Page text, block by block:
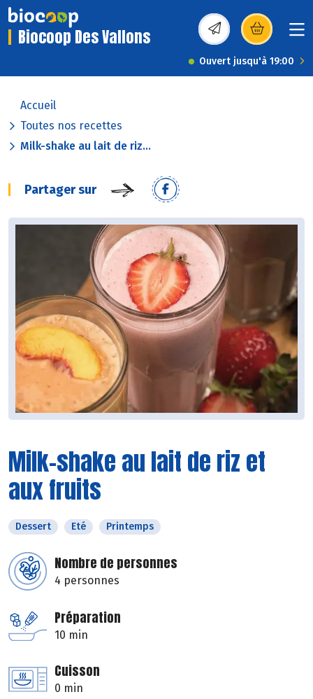
Biocoop Des Vallons (s’ouvre dans une
Ouvert jusqu'à 19:00
Accueil
Toutes nos recettes
Milk-shake au lait de riz...
Partager sur
Milk-shake au lait de riz et
aux fruits
Dessert Eté Printemps
Nombre de personnes
4 personnes
Préparation
10 min
Cuisson
0 min